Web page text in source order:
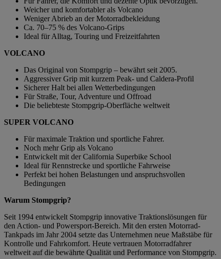
Weicher und komfortabler als Volcano
Weniger Abrieb an der Motorradbekleidung
Ca. 70–75 % des Volcano-Grips
Ideal für Alltag, Touring und Freizeitfahrten
VOLCANO
Das Original von Stompgrip – bewährt seit 2005.
Aggressiver Grip mit kurzem Peak- und Caldera-Profil
Sicherer Halt bei allen Wetterbedingungen
Für Straße, Tour, Adventure und Offroad
Die beliebteste Stompgrip-Oberfläche weltweit
SUPER VOLCANO
Für maximale Traktion und sportliche Fahrer.
Noch mehr Grip als Volcano
Entwickelt mit der California Superbike School
Ideal für Rennstrecke und sportliche Fahrweise
Perfekt bei hohen Belastungen und anspruchsvollen
Bedingungen
Warum Stompgrip?
Seit 1994 entwickelt Stompgrip innovative Traktionslösungen für
den Action- und Powersport-Bereich. Mit den ersten Motorrad-
Tankpads im Jahr 2004 setzte das Unternehmen neue Maßstäbe für
Kontrolle und Fahrkomfort. Heute vertrauen Motorradfahrer
weltweit auf die bewährte Qualität und Performance von Stompgrip.